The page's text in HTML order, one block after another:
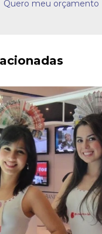
Quero meu orçamento